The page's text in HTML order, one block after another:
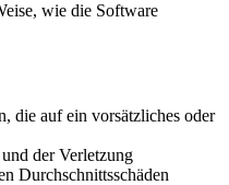
wie die Software
die auf ein vorsätzliches oder
der Verletzung
Durchschnittsschäden